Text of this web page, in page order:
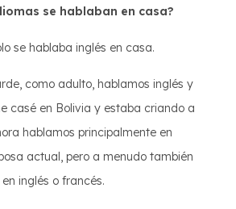
se hablaban en casa?
se hablaba inglés en casa.
como adulto, hablamos inglés y
casé en Bolivia y estaba criando a
hablamos principalmente en
actual, pero a menudo también
inglés o francés.